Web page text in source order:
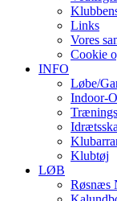
Links
Vores
Cookie
INFO
Løbe/
Indoor-
Klubtøj
LØB
Røsnæs